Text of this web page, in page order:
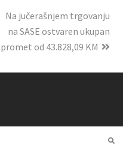
Na jučerašnjem trgovanju
na SASE ostvaren ukupan
promet od 43.828,09 KM